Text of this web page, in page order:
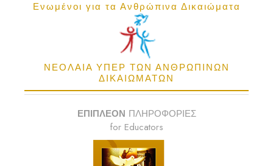
Ενωμένοι για τα Ανθρώπινα Δικαιώματα
ΝΕΟΛΑΙΑ ΥΠΕΡ ΤΩΝ ΑΝΘΡΩΠΙΝΩΝ
ΔΙΚΑΙΩΜΑΤΩΝ
ΕΠΙΠΛΕΟΝ ΠΛΗΡΟΦΟΡΙΕΣ
for Educators